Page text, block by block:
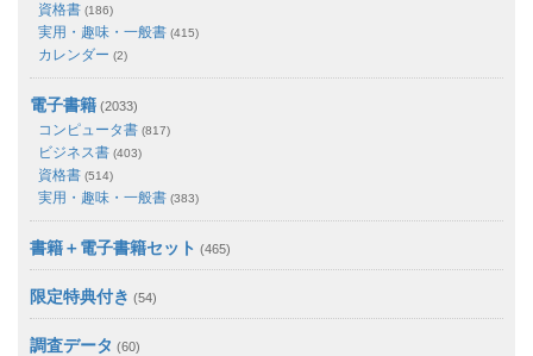
資格書 (186)
実用・趣味・一般書 (415)
カレンダー (2)
電子書籍 (2033)
コンピュータ書 (817)
ビジネス書 (403)
資格書 (514)
実用・趣味・一般書 (383)
書籍＋電子書籍セット (465)
限定特典付き (54)
調査データ (60)